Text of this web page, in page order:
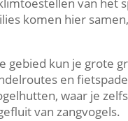
van het
komen hier
kun je grote
en
waar je
van zangvogels.​